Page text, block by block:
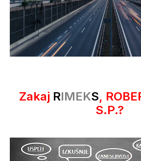
Zakaj RIMEKS,
S.P.?